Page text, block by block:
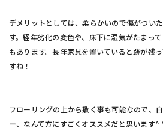
デメリットとしては、柔らかいので傷がつい
す。経年劣化の変色や、床下に湿気がたまっ
もあります。長年家具を置いていると跡が残
すね！
フローリングの上から敷く事も可能なので、
ー、なんて方にすごくオススメだと思います^